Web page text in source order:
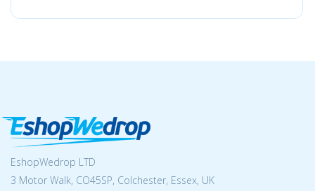
EshopWedrop LTD
3 Motor Walk, CO45SP, Colchester, Essex, UK